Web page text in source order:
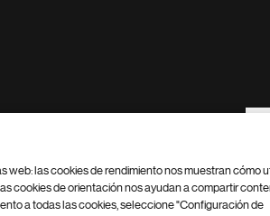
web: las cookies de rendimiento nos muestran cómo
cookies de orientación nos ayudan a compartir
a todas las cookies, seleccione "Configuración de